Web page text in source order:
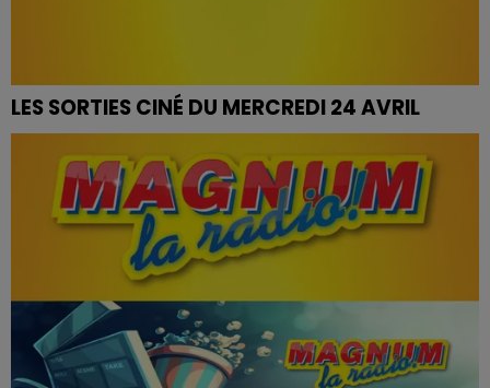
LES SORTIES CINÉ DU MERCREDI 24 AVRIL